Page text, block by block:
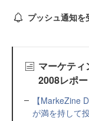
プッシュ通知を
マーケテ
2008レポ
【MarkeZine
が満を持して